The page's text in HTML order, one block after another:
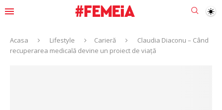
Acasa Lifestyle Carieră
Claudia Diaconu – Când
recuperarea medicală devine un proiect de viață